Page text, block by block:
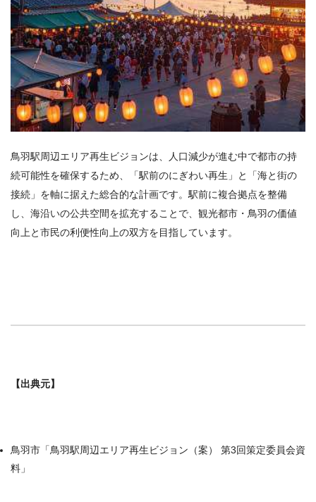
鳥羽駅周辺エリア再生ビジョンは、人口減少が進む中で都市の持
続可能性を確保するため、「駅前のにぎわい再生」と「海と街の
接続」を軸に据えた総合的な計画です。駅前に複合拠点を整備
し、海沿いの公共空間を拡充することで、観光都市・鳥羽の価値
向上と市民の利便性向上の双方を目指しています。
【出典元】
鳥羽市「鳥羽駅周辺エリア再生ビジョン（案） 第3回策定委員会資
料」